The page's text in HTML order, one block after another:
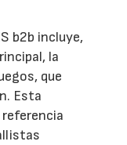
b2b incluye,
la
que
Esta